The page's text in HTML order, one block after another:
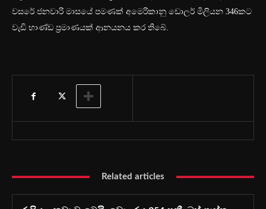
වසරේ ජනවාරි මාසයේ පමණක් අමෙරිකානු ඩොලර් මිලියන 346කට
වැඩි භාණ්ඩ ප්‍රමාණයක් ආනයනය කර තිබේ.
Related articles